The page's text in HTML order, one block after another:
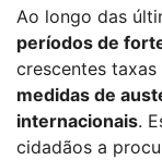
Ao longo das
períodos de
crescentes
medidas de
internacionais.
cidadãos a